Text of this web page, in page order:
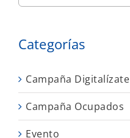
Categorías
Campaña Digitalízate
Campaña Ocupados
Evento